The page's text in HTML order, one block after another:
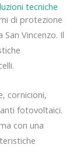
tecniche
di protezione
Vincenzo. Il
cornicioni,
fotovoltaici.
con una